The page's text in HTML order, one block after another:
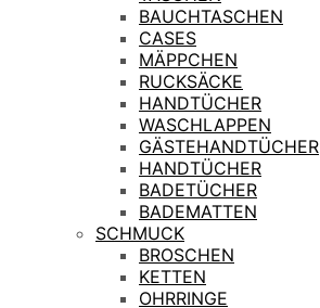
BAUCHTASCHEN
CASES
MÄPPCHEN
RUCKSÄCKE
HANDTÜCHER
WASCHLAPPEN
GÄSTEHANDTÜCHER
HANDTÜCHER
BADETÜCHER
BADEMATTEN
SCHMUCK
BROSCHEN
KETTEN
OHRRINGE